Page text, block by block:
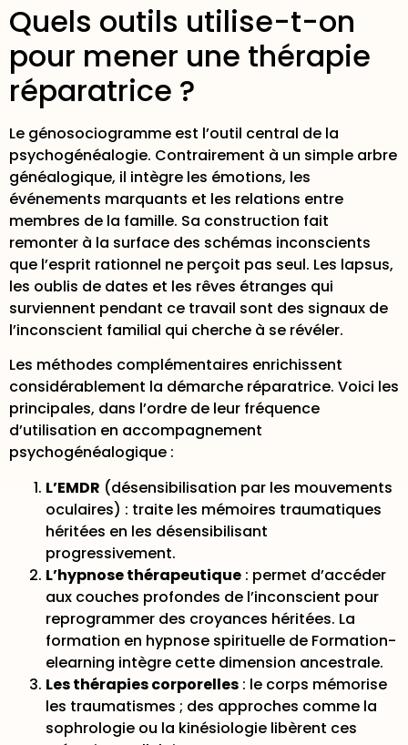
Quels outils utilise-t-on
pour mener une thérapie
réparatrice ?
Le génosociogramme est l’outil central de la
psychogénéalogie. Contrairement à un simple arbre
généalogique, il intègre les émotions, les
événements marquants et les relations entre
membres de la famille. Sa construction fait
remonter à la surface des schémas inconscients
que l’esprit rationnel ne perçoit pas seul. Les lapsus,
les oublis de dates et les rêves étranges qui
surviennent pendant ce travail sont des signaux de
l’inconscient familial qui cherche à se révéler.
Les méthodes complémentaires enrichissent
considérablement la démarche réparatrice. Voici les
principales, dans l’ordre de leur fréquence
d’utilisation en accompagnement
psychogénéalogique :
L’EMDR (désensibilisation par les mouvements
oculaires) : traite les mémoires traumatiques
héritées en les désensibilisant
progressivement.
L’hypnose thérapeutique : permet d’accéder
aux couches profondes de l’inconscient pour
reprogrammer des croyances héritées. La
formation en hypnose spirituelle de Formation-
elearning intègre cette dimension ancestrale.
Les thérapies corporelles : le corps mémorise
les traumatismes ; des approches comme la
sophrologie ou la kinésiologie libèrent ces